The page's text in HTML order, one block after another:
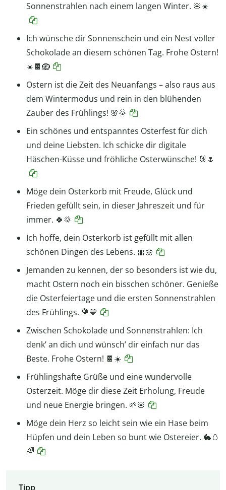
Sonnenstrahlen nach einem langen Winter. 🌸☀️
Ich wünsche dir Sonnenschein und ein Nest voller
Schokolade an diesem schönen Tag. Frohe Ostern!
☀️🍫🪺
Ostern ist die Zeit des Neuanfangs – also raus aus
dem Wintermodus und rein in den blühenden
Zauber des Frühlings! 🌸🌞
Ein schönes und entspanntes Osterfest für dich
und deine Liebsten. Ich schicke dir digitale
Häschen-Küsse und fröhliche Osterwünsche! 🐰🌷
Möge dein Osterkorb mit Freude, Glück und
Frieden gefüllt sein, in dieser Jahreszeit und für
immer. 🍀🌞
Ich hoffe, dein Osterkorb ist gefüllt mit allen
schönen Dingen des Lebens. 🎀🌼
Jemanden zu kennen, der so besonders ist wie du,
macht Ostern noch ein bisschen schöner. Genieße
die Osterfeiertage und die ersten Sonnenstrahlen
des Frühlings. 💐💛
Zwischen Schokolade und Sonnenstrahlen: Ich
denk’ an dich und wünsch’ dir einfach nur das
Beste. Frohe Ostern! 🍫☀️
Frühlingshafte Grüße und eine wundervolle
Osterzeit. Möge dir diese Zeit Erholung, Freude
und neue Energie bringen. 🌱🌸
Möge dein Herz so leicht sein wie ein Hase beim
Hüpfen und dein Leben so bunt wie Ostereier. 🐇🥚
🌈
Tipp